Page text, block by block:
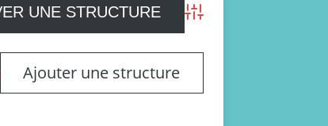
Advanced Search
Ajouter une structure